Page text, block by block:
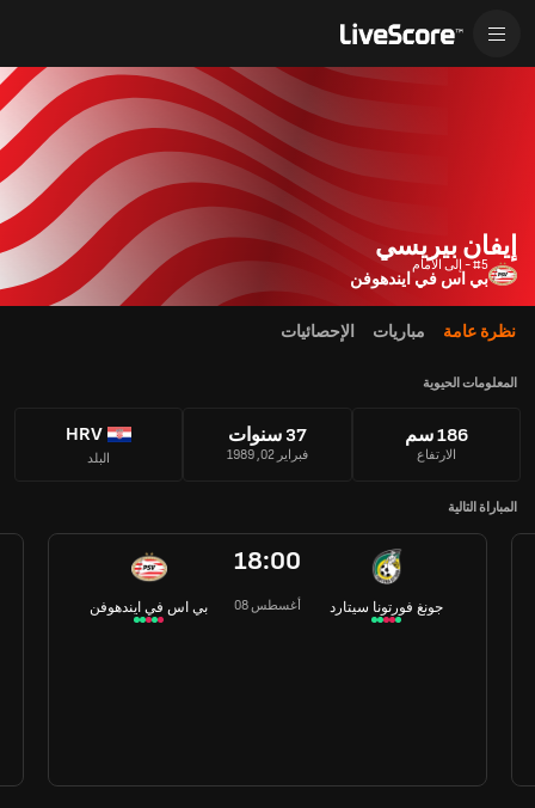
إيفان بيريسي
#5 - إلى الأمام
بي اس في ايندهوفن
نظرة عامة مباريات الإحصائيات
المعلومات الحيوية
186 سم
الارتفاع
37 سنوات
فبراير 02, 1989
HRV
البلد
المباراة التالية
بي اس في ايندهوفن
18:00
08 أغسطس جونغ فورتونا سيتارد